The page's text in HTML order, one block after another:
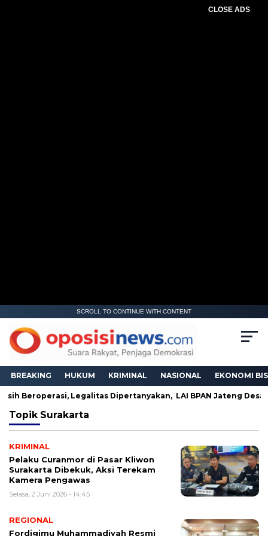
CLOSE ADS
SCROLL TO CONTINUE WITH CONTENT
BREAKING HUKUM KRIMINAL NASIONAL EKONOMI
Beroperasi, Legalitas Dipertanyakan, LAI BPAN Jateng Desak
Topik Surakarta
KRIMINAL
Pelaku Curanmor di Pasar Kliwon
Surakarta Dibekuk, Aksi Terekam
Kamera Pengawas
Selasa, 2 Juni 2026 - 14:45
REGIONAL
Fordigimu Muhammadiyah Resmi